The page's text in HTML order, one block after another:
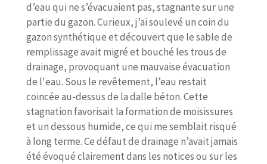
d’eau qui ne s’évacuaient pas, stagnante sur une
partie du gazon. Curieux, j’ai soulevé un coin du
gazon synthétique et découvert que le sable de
remplissage avait migré et bouché les trous de
drainage, provoquant une mauvaise évacuation
de l'eau. Sous le revêtement, l’eau restait
coincée au-dessus de la dalle béton. Cette
stagnation favorisait la formation de moisissures
et un dessous humide, ce qui me semblait risqué
à long terme. Ce défaut de drainage n’avait jamais
été évoqué clairement dans les notices ou sur les